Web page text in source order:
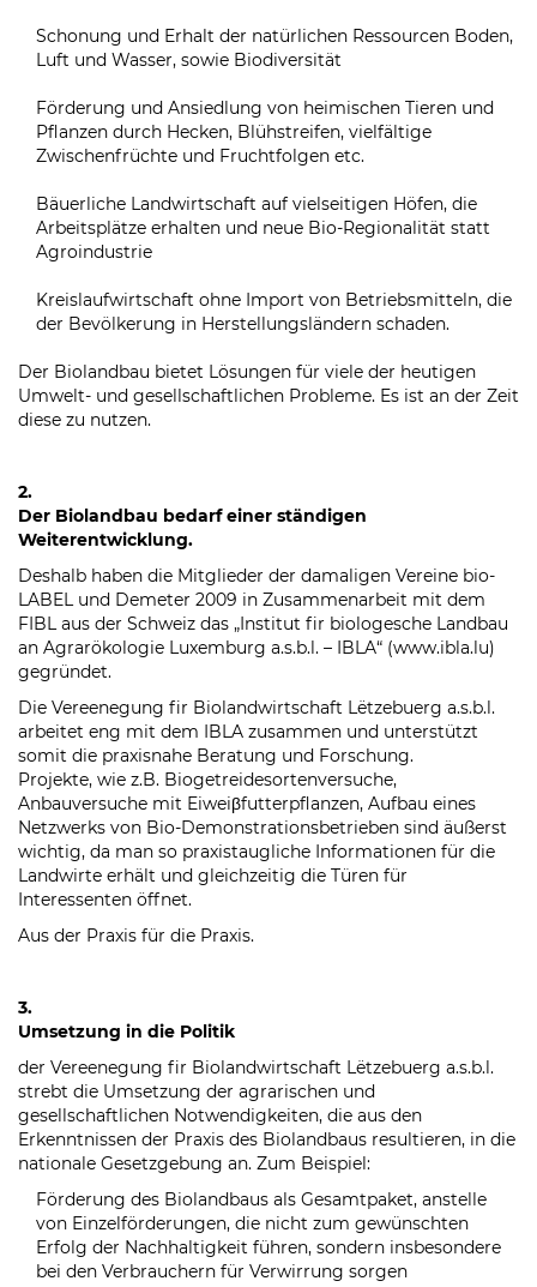
Schonung und Erhalt der natürlichen Ressourcen Boden,
Luft und Wasser, sowie Biodiversität
Förderung und Ansiedlung von heimischen Tieren und
Pflanzen durch Hecken, Blühstreifen, vielfältige
Zwischenfrüchte und Fruchtfolgen etc.
Bäuerliche Landwirtschaft auf vielseitigen Höfen, die
Arbeitsplätze erhalten und neue Bio-Regionalität statt
Agroindustrie
Kreislaufwirtschaft ohne Import von Betriebsmitteln, die
der Bevölkerung in Herstellungsländern schaden.
Der Biolandbau bietet Lösungen für viele der heutigen
Umwelt- und gesellschaftlichen Probleme. Es ist an der Zeit
diese zu nutzen.
2.
Der Biolandbau bedarf einer ständigen
Weiterentwicklung.
Deshalb haben die Mitglieder der damaligen Vereine bio-
LABEL und Demeter 2009 in Zusammenarbeit mit dem
FIBL aus der Schweiz das „Institut fir biologesche Landbau
an Agrarökologie Luxemburg a.s.b.l. – IBLA“ (www.ibla.lu)
gegründet.
Die Vereenegung fir Biolandwirtschaft Lëtzebuerg a.s.b.l.
arbeitet eng mit dem IBLA zusammen und unterstützt
somit die praxisnahe Beratung und Forschung.
Projekte, wie z.B. Biogetreidesortenversuche,
Anbauversuche mit Eiweiβfutterpflanzen, Aufbau eines
Netzwerks von Bio-Demonstrationsbetrieben sind äußerst
wichtig, da man so praxistaugliche Informationen für die
Landwirte erhält und gleichzeitig die Türen für
Interessenten öffnet.
Aus der Praxis für die Praxis.
3.
Umsetzung in die Politik
der Vereenegung fir Biolandwirtschaft Lëtzebuerg a.s.b.l.
strebt die Umsetzung der agrarischen und
gesellschaftlichen Notwendigkeiten, die aus den
Erkenntnissen der Praxis des Biolandbaus resultieren, in die
nationale Gesetzgebung an. Zum Beispiel:
Förderung des Biolandbaus als Gesamtpaket, anstelle
von Einzelförderungen, die nicht zum gewünschten
Erfolg der Nachhaltigkeit führen, sondern insbesondere
bei den Verbrauchern für Verwirrung sorgen